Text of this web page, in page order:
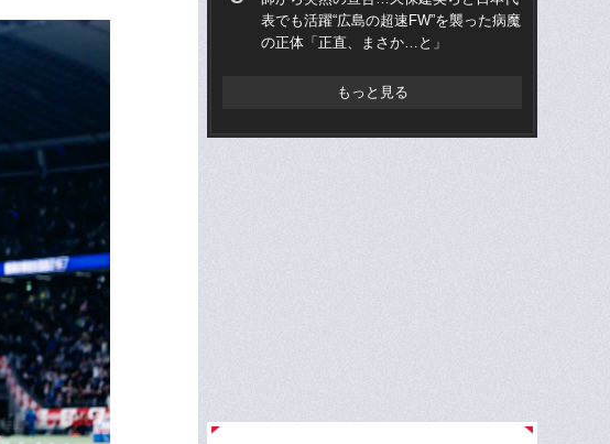
表でも活躍“広島の超速FW”を襲った病魔
の正体「正直、まさか…と」
もっと見る